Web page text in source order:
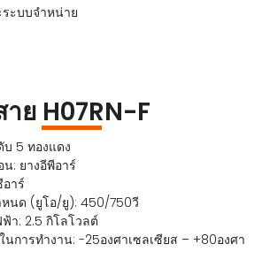
ะบบจำหน่าย
าย H07RN-F
บ 5 ทองแดง
: ยางอีพีอาร์
าร์
นด (ยูโอ/ยู): 450/750วี
า: 2.5 กิโลโวลต์
การทำงาน: -25องศาเซลเซียส – +80องศา